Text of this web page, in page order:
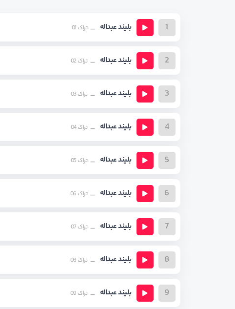
1 بلیند عبداله تراک 01
2 بلیند عبداله تراک 02
3 بلیند عبداله تراک 03
4 بلیند عبداله تراک 04
5 بلیند عبداله تراک 05
6 بلیند عبداله تراک 06
7 بلیند عبداله تراک 07
8 بلیند عبداله تراک 08
9 بلیند عبداله تراک 09